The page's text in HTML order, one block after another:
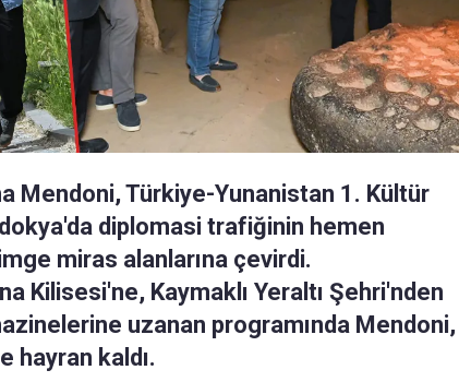
Mendoni, Türkiye-Yunanistan 1. Kültür
diplomasi trafiğinin hemen
miras alanlarına çevirdi.
Kilisesi'ne, Kaymaklı Yeraltı Şehri'nden
uzanan programında Mendoni,
hayran kaldı.